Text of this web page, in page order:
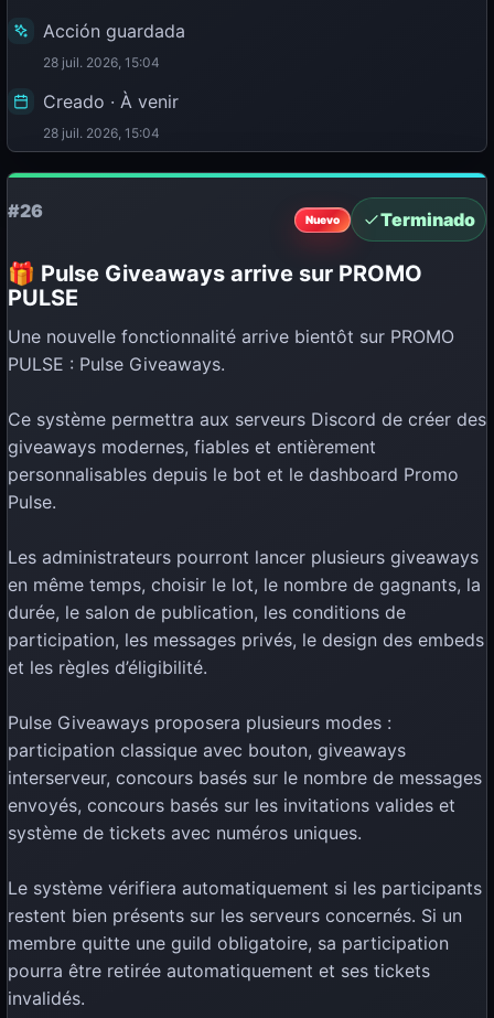
Acción guardada
28 juil. 2026, 15:04
Creado · À venir
28 juil. 2026, 15:04
#26 Nuevo Terminado
🎁 Pulse Giveaways arrive sur PROMO
PULSE
Une nouvelle fonctionnalité arrive bientôt sur PROMO
PULSE : Pulse Giveaways.
Ce système permettra aux serveurs Discord de créer des
giveaways modernes, fiables et entièrement
personnalisables depuis le bot et le dashboard Promo
Pulse.
Les administrateurs pourront lancer plusieurs giveaways
en même temps, choisir le lot, le nombre de gagnants, la
durée, le salon de publication, les conditions de
participation, les messages privés, le design des embeds
et les règles d’éligibilité.
Pulse Giveaways proposera plusieurs modes :
participation classique avec bouton, giveaways
interserveur, concours basés sur le nombre de messages
envoyés, concours basés sur les invitations valides et
système de tickets avec numéros uniques.
Le système vérifiera automatiquement si les participants
restent bien présents sur les serveurs concernés. Si un
membre quitte une guild obligatoire, sa participation
pourra être retirée automatiquement et ses tickets
invalidés.